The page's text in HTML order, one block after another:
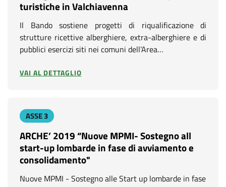
turistiche in Valchiavenna
Il Bando sostiene progetti di riqualificazione di
strutture ricettive alberghiere, extra-alberghiere e di
pubblici esercizi siti nei comuni dell’Area…
VAI AL DETTAGLIO
ASSE 3
ARCHE’ 2019 “Nuove MPMI- Sostegno all
start-up lombarde in fase di avviamento e
consolidamento"
Nuove MPMI - Sostegno alle Start up lombarde in fase